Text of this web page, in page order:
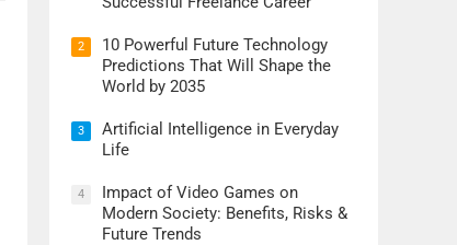
2
10 Powerful Future Technology
Predictions That Will Shape the
World by 2035
3
Artificial Intelligence in Everyday
Life
4
Impact of Video Games on
Modern Society: Benefits, Risks &
Future Trends